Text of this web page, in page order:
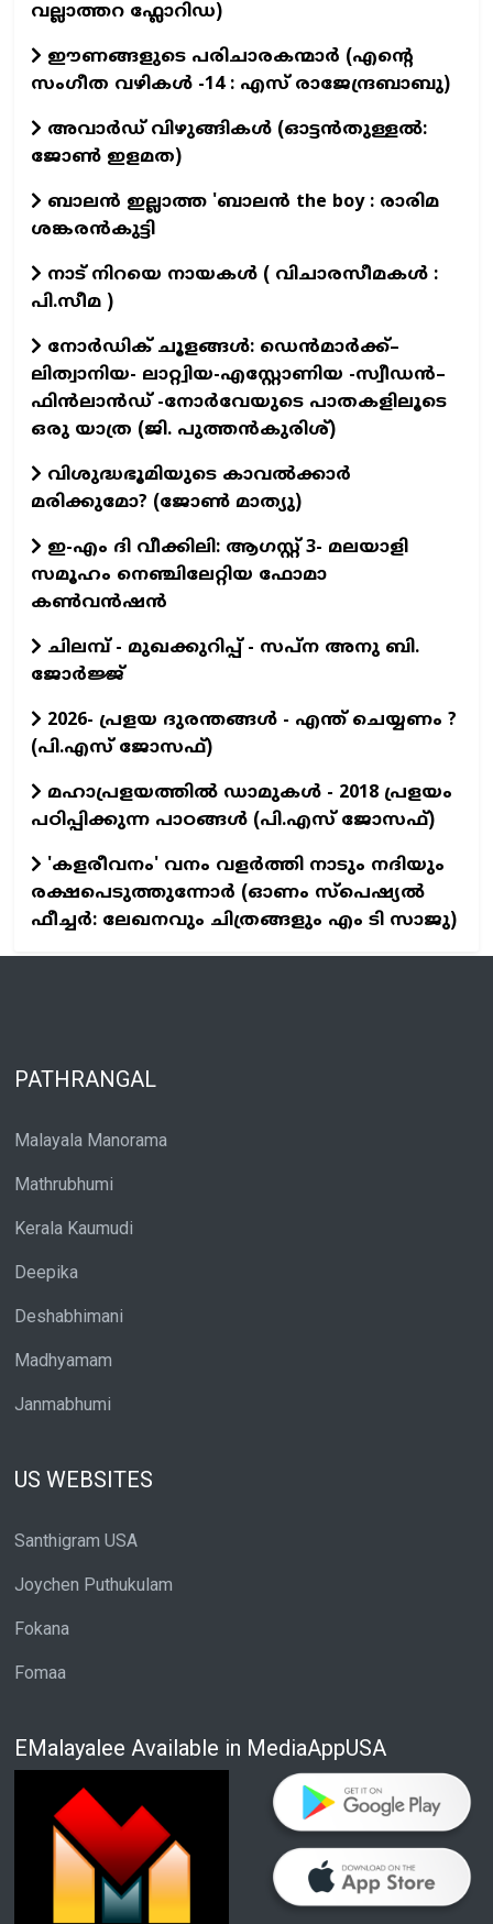
വല്ലാത്തറ ഫ്ലോറിഡ)
ഈണങ്ങളുടെ പരിചാരകന്മാര്‍ (എന്‍റെ
സംഗീത വഴികള്‍ -14 : എസ് രാജേന്ദ്രബാബു)
അവാർഡ് വിഴുങ്ങികൾ (ഓട്ടൻതുള്ളൽ:
ജോൺ ഇളമത)
ബാലൻ ഇല്ലാത്ത 'ബാലൻ the boy : രാരിമ
ശങ്കരൻകുട്ടി
നാട് നിറയെ നായകൾ ( വിചാരസീമകൾ :
പി.സീമ )
നോർഡിക് ചൂളങ്ങൾ: ഡെൻമാർക്ക്–
ലിത്വാനിയ- ലാറ്റ്വിയ-എസ്റ്റോണിയ -സ്വീഡൻ–
ഫിൻലാൻഡ് -നോർവേയുടെ പാതകളിലൂടെ
ഒരു യാത്ര (ജി. പുത്തൻകുരിശ്)
വിശുദ്ധഭൂമിയുടെ കാവല്‍ക്കാര്‍
മരിക്കുമോ? (ജോണ്‍ മാത്യു)
ഇ-എം ദി വീക്കിലി: ആഗസ്റ്റ് 3- മലയാളി
സമൂഹം നെഞ്ചിലേറ്റിയ ഫോമാ
കൺവൻഷൻ
ചിലമ്പ് - മുഖക്കുറിപ്പ് - സപ്ന അനു ബി.
ജോർജ്ജ്
2026- പ്രളയ ദുരന്തങ്ങള്‍ - എന്ത് ചെയ്യണം ?
(പി.എസ് ജോസഫ്‌)
മഹാപ്രളയത്തില്‍ ഡാമുകള്‍ - 2018 പ്രളയം
പഠിപ്പിക്കുന്ന പാഠങ്ങള്‍ (പി.എസ് ജോസഫ്‌)
'കളരീവനം' വനം വളര്‍ത്തി നാടും നദിയും
രക്ഷപെടുത്തുന്നോര്‍ (ഓണം സ്പെഷ്യല്‍
ഫീച്ചര്‍: ലേഖനവും ചിത്രങ്ങളും എം ടി സാജു)
PATHRANGAL
Malayala Manorama
Mathrubhumi
Kerala Kaumudi
Deepika
Deshabhimani
Madhyamam
Janmabhumi
US WEBSITES
Santhigram USA
Joychen Puthukulam
Fokana
Fomaa
EMalayalee Available in MediaAppUSA